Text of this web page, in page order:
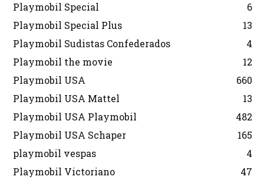
Playmobil Special
6
Playmobil Special Plus
13
Playmobil Sudistas Confederados
4
Playmobil the movie
12
Playmobil USA
660
Playmobil USA Mattel
13
Playmobil USA Playmobil
482
Playmobil USA Schaper
165
playmobil vespas
4
Playmobil Victoriano
47